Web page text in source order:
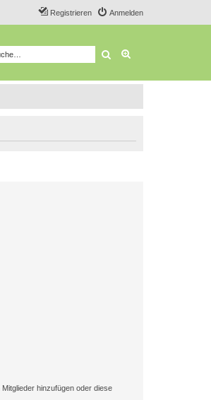
Anmelden
Registrieren
Suche
hinzufügen oder diese